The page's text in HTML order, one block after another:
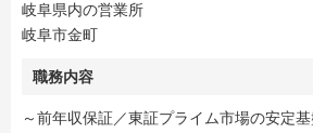
岐阜県内の営業所
岐阜市金町
職務内容
～前年収保証／東証プライム市場の安定